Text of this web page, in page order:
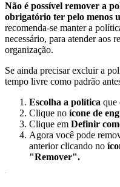
Não é possível remover a
obrigatório ter pelo menos
recomenda-se manter a polí
necessário, para atender aos
organização.
Se ainda precisar excluir a pol
tempo livre como padrão
Escolha a política que
Clique no ícone de
Clique em Definir
Agora você pode
anterior clicando no í
"Remover".